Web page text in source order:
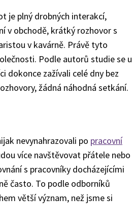
je plný drobných interakcí,
v obchodě, krátký rozhovor s
v kavárně. Právě tyto
Podle autorů studie se u
zažívali celé dny bez
žádná náhodná setkání.
nevynahrazovali po pracovní
více navštěvovat přátele nebo
s pracovníky docházejícími
často. To podle odborníků
větší význam, než jsme si